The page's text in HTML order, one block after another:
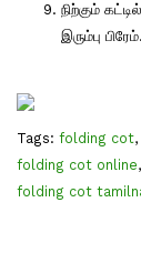
நிற்கும்
இரும்பு பிரேம்.
Tags: folding cot,
folding cot online,
folding cot